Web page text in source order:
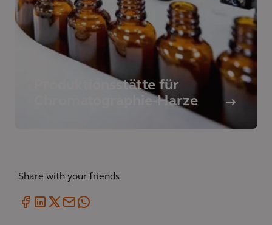
Produktionsstätte für
Chromatographie-Harze
Share with your friends